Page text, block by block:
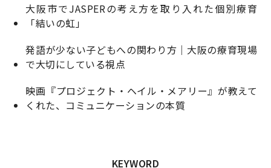
大阪市でJASPERの考え方を取り入れた個別療育
「結いの虹」
発語が少ない子どもへの関わり方｜大阪の療育現場
で大切にしている視点
映画『プロジェクト・ヘイル・メアリー』が教えて
くれた、コミュニケーションの本質
KEYWORD